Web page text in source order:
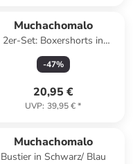
Muchachomalo
2er-Set: Boxershorts in
Dunkelblau/ Blau
-47%
20,95 €
UVP: 39,95 €*
Muchachomalo
Bustier in Schwarz/ Blau